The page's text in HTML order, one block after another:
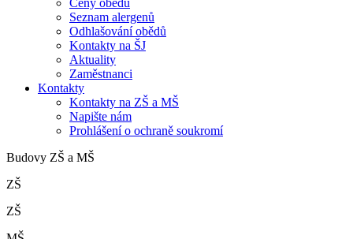
Ceny obědů
Seznam alergenů
Odhlašování obědů
Kontakty na ŠJ
Aktuality
Zaměstnanci
Kontakty
Kontakty na ZŠ a MŠ
Napište nám
Prohlášení o ochraně soukromí
Budovy ZŠ a MŠ
ZŠ
ZŠ